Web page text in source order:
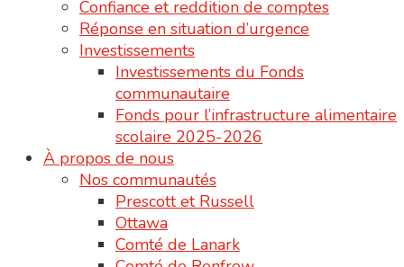
Confiance et reddition de comptes
Réponse en situation d’urgence
Investissements
Investissements du Fonds
communautaire
Fonds pour l’infrastructure alimentaire
scolaire 2025-2026
À propos de nous
Nos communautés
Prescott et Russell
Ottawa
Comté de Lanark